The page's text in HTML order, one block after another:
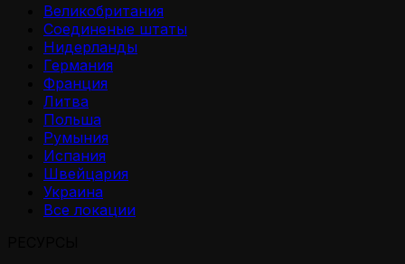
Великобритания
Соединеные штаты
Нидерланды
Германия
Франция
Литва
Польша
Румыния
Испания
Швейцария
Украина
Все локации